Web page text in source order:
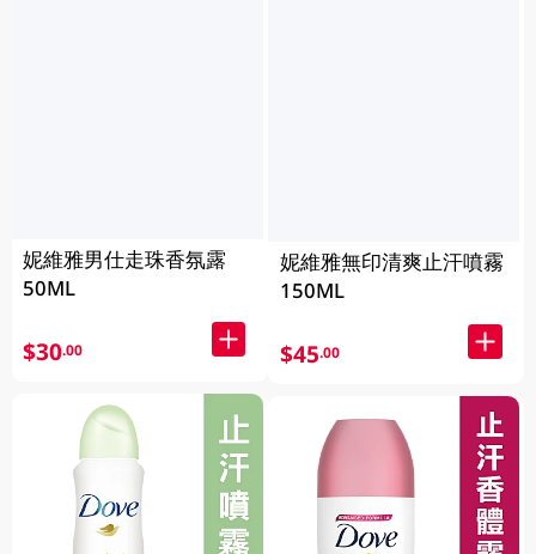
妮維雅男仕走珠香氛露
50ML
$30.00
妮維雅無印清爽止汗噴霧
150ML
$45.00